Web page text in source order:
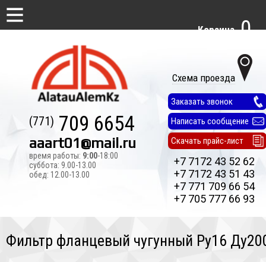
Схема проезда
(771) 709 6654
aaart01@mail.ru
время работы: 9:00-18:00
суббота: 9.00-13.00
обед: 12.00-13.00
Заказать звонок
Написать сообщение
Скачать прайс-лист
+7 7172 43 52 62
+7 7172 43 51 43
+7 771 709 66 54
+7 705 777 66 93
Корзина 0
Фильтр фланцевый чугунный Ру16